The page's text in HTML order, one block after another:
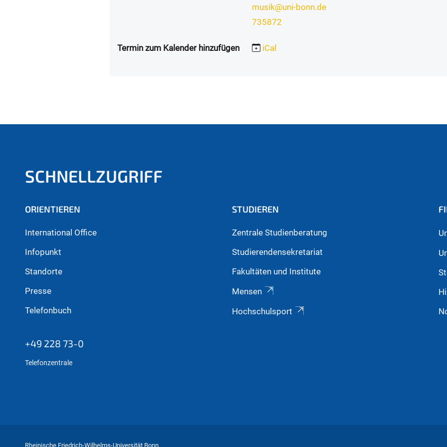
musik@uni-bonn.de
735872
Termin zum Kalender hinzufügen iCal
SCHNELLZUGRIFF
ORIENTIEREN
International Office
Infopunkt
Standorte
Presse
Telefonbuch
STUDIEREN
Zentrale Studienberatung
Studierendensekretariat
Fakultäten und Institute
Mensen
Hochschulsport
+49 228 73-0
Telefonzentrale
Rheinische Friedrich-Wilhelms-Universität Bonn